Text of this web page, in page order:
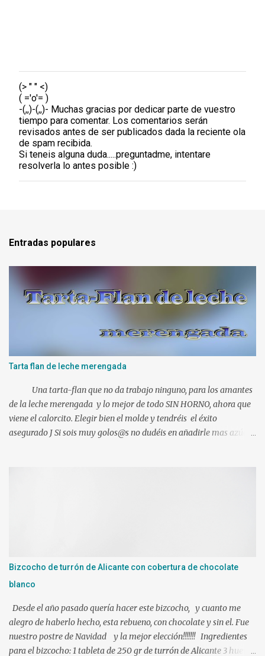
P
u
b
l
i
c
a
r
u
n
a
r
i
(> " " <)
( ='o'= )
-(,,)-(,,)- Muchas gracias por dedicar parte de vuestro
tiempo para comentar. Los comentarios serán
revisados antes de ser publicados dada la reciente ola
de spam recibida.
Si teneis alguna duda.....preguntadme, intentare
resolverla lo antes posible :)
Entradas populares
Tarta flan de leche merengada
Una tarta-flan que no da trabajo ninguno, para los amantes
de la leche merengada y lo mejor de todo SIN HORNO, ahora que
viene el calorcito. Elegir bien el molde y tendréis el éxito
asegurado J Si sois muy golos@s no dudéis en añadirle mas azúcar.
posibl...
Bizcocho de turrón de Alicante con cobertura de chocolate
blanco
Desde el año pasado quería hacer este bizcocho, y cuanto me
alegro de haberlo hecho, esta rebueno, con chocolate y sin el. Fue
nuestro postre de Navidad y la mejor elección!!!!!!! Ingredientes
para el bizcocho: 1 tableta de 250 gr de turrón de Alicante 3 huevos